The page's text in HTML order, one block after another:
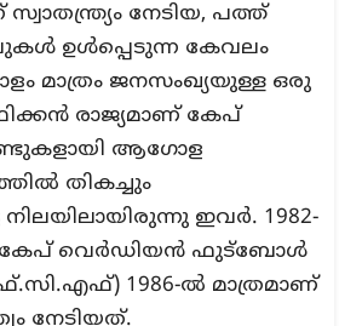
സ്വാതന്ത്ര്യം നേടിയ, പത്ത്
ഉൾപ്പെടുന്ന കേവലം
മാത്രം ജനസംഖ്യയുള്ള ഒരു
രാജ്യമാണ് കേപ്
ആഗോള
തികച്ചും
ഇവർ. 1982-
കേപ് വെർഡിയൻ ഫുട്ബോൾ
1986-ൽ മാത്രമാണ്
നേടിയത്.